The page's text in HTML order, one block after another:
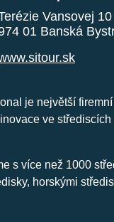
Vansovej 10
01 Banská
je největší
ve
s více než 1000
horskými